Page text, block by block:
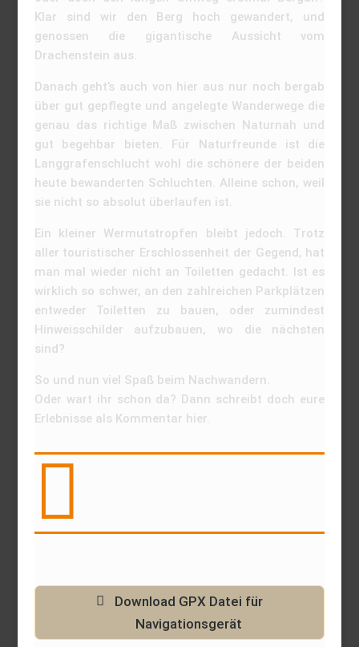
Klar sind wir den Berg hoch gewandert, und
genossen die gigantische Aussicht vom
Drachenstein aus.
Danach geht’s auch von hier aus nur noch bergab
über gut gepflegte und angelegte Wanderwege die
genau das richtige Maß zwischen Naturnah und
gut begehbar bieten. Für Naturfreunde ist die
Langgrafenschlucht wohl die schönere der beiden
heute bewanderten Schluchten. Alleine schon, weil
sie nicht so absolut überlaufen ist.
Ein kleiner Wermutstropfen bleibt jedoch. Trotz
aller touristischer Erschlossenheit der Gegend, hat
man mal wieder nicht an Toiletten gedacht. Ist es
wirklich so schwer, an den zahlreichen Parkplätzen
entweder Toiletten zu bauen, oder zumindest
Hinweisschilder aufzubauen, wo die nächsten
sind?
So und nun viel Spaß beim Nachwandern.
Oder wart ihr schon da? Dann schreibt doch eure
Erlebnisse als Kommentar hier.

Download GPX Datei für
Navigationsgerät